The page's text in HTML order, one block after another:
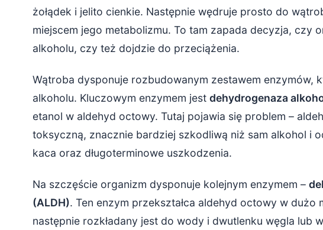
Płeć, masa ciała i genetyka
Wiek, zdrowie, leki i wzorzec picia
Suplementacja, unikanie toksyn i badania kontrolne
Podsumowanie – zadbaj o swojego wewnętrznego
żołądek i jelito cienkie. Następnie wędruje prosto do
miejscem jego metabolizmu. To tam zapada decyzja, czy
alkoholu, czy też dojdzie do przeciążenia.
Wątroba dysponuje rozbudowanym zestawem enzymów,
alkoholu. Kluczowym enzymem jest dehydrogenaza
etanol w aldehyd octowy. Tutaj pojawia się problem –
toksyczną, znacznie bardziej szkodliwą niż sam alkohol i
kaca oraz długoterminowe uszkodzenia.
Na szczęście organizm dysponuje kolejnym enzymem –
(ALDH). Ten enzym przekształca aldehyd octowy w
następnie rozkładany jest do wody i dwutlenku węgla lub